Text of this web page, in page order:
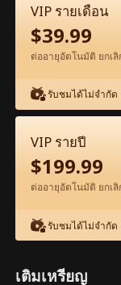
ตอน21-ภาพย
ก่อสร้าง เต็ม
1-50 51-97
21 22
VIP รายเดือน
$39.99
ต่ออายุอัตโนมัติ ยกเลิ
รับชมได้ไม่จำกัด
VIP รายปี
$199.99
ต่ออายุอัตโนมัติ ยกเลิ
รับชมได้ไม่จำกัด
เติมเหรียญ